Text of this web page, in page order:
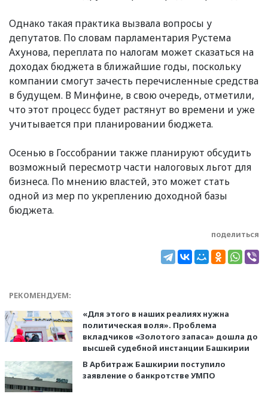
Однако такая практика вызвала вопросы у
депутатов. По словам парламентария Рустема
Ахунова, переплата по налогам может сказаться на
доходах бюджета в ближайшие годы, поскольку
компании смогут зачесть перечисленные средства
в будущем. В Минфине, в свою очередь, отметили,
что этот процесс будет растянут во времени и уже
учитывается при планировании бюджета.
Осенью в Госсобрании также планируют обсудить
возможный пересмотр части налоговых льгот для
бизнеса. По мнению властей, это может стать
одной из мер по укреплению доходной базы
бюджета.
поделиться
РЕКОМЕНДУЕМ:
«Для этого в наших реалиях нужна
политическая воля». Проблема
вкладчиков «Золотого запаса» дошла до
высшей судебной инстанции Башкирии
В Арбитраж Башкирии поступило
заявление о банкротстве УМПО